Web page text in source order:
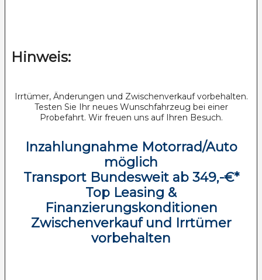
Hinweis:
Irrtümer, Änderungen und Zwischenverkauf vorbehalten.
Testen Sie Ihr neues Wunschfahrzeug bei einer
Probefahrt. Wir freuen uns auf Ihren Besuch.
Inzahlungnahme Motorrad/Auto
möglich
Transport Bundesweit ab 349,-€*
Top Leasing &
Finanzierungskonditionen
Zwischenverkauf und Irrtümer
vorbehalten